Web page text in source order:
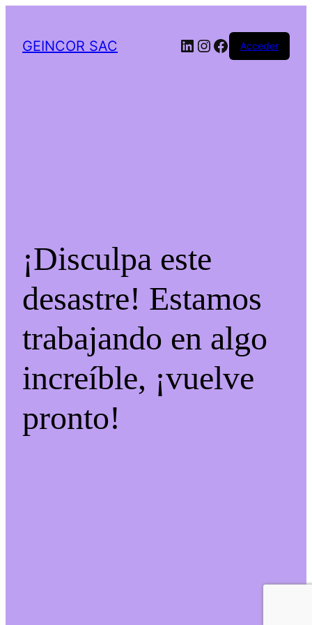
GEINCOR SAC LinkedIn
Instagram
Facebook
Acceder
¡Disculpa este
desastre! Estamos
trabajando en algo
increíble, ¡vuelve
pronto!